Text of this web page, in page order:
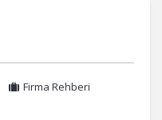
Firma Rehberi